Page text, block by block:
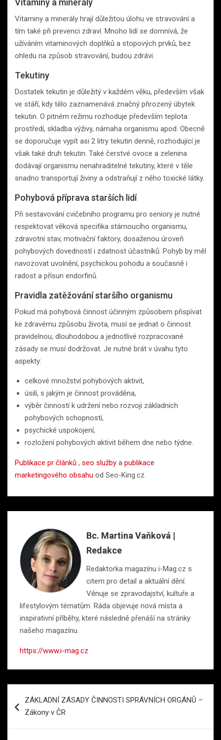
Vitaminy a minerály
Vitaminy a minerály hrají důležitou úlohu ve stravování a
tím také při prevenci zdraví. Mnoho lidí se domnívá, že
užíváním vitaminových doplňků a stopových prvků, bez
ohledu na způsob stravování, budou zdrávi.
Tekutiny
Dostatek tekutin je důležitý v každém věku, především však
ve stáří, kdy tělo zaznamenává značný přirozený úbytek
tekutin. O pitném režimu rozhoduje především teplota
prostředí, skladba výživy, námaha organismu apod. Obecně
se doporučuje vypít asi 2 litry tekutin denně, rozhodující je
však také druh tekutin. Také čerstvé ovoce a zelenina
dodávají organismu nenahraditelné tekutiny, které v těle
snadno transportují živiny a odstraňují z něho toxické látky.
Pohybová příprava starších lidí
Při sestavování cvičebního programu pro seniory je nutné
respektovat věková specifika stárnoucího organismu,
zdravotní stav, motivační faktory, dosaženou úroveň
pohybových dovedností i zdatnost účastníků. Pohyb by měl
navozovat uvolnění, psychickou pohodu a současně i
radost a přísun endorfinů.
Pravidla zatěžování staršího organismu
Pokud má pohybová činnost účinným způsobem přispívat
ke zdravému způsobu života, musí se jednat o činnost
pravidelnou, dlouhodobou a jednotlivé rozpracované
zásady se musí dodržovat. Je nutné brát v úvahu tyto
aspekty:
celkové množství pohybových aktivit,
úsilí, s jakým je činnost prováděna,
výběr činností k udržení nebo rozvoji základních
pohybových schopností,
psychické uspokojení,
rozložení pohybových aktivit během dne nebo týdne.
Publikace pr článků , seo služby a publikace
marketingového obsahu od Seo-King.cz.
Bc. Martina Vaňková |
Redakce
Redaktorka magazínu i-Mag.cz s
citem pro detail a aktuální dění.
Věnuje se zpravodajství, kultuře a
lifestylovým tématům. Ráda objevuje nová místa a
inspirativní příběhy, které následně přenáší na stránky
našeho magazínu.
https://www.i-mag.cz
proZÁKLADNÍ ZÁSADY ČINNOSTI SPRÁVNÍCH ORGÁNŮ –
Zákony v ČR